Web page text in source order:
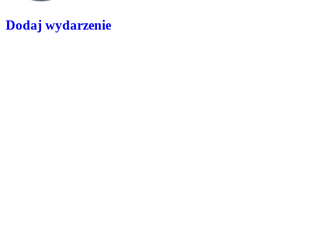
Dodaj wydarzenie